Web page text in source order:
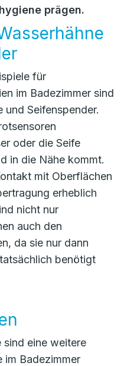
prägen.
für
im Badezimmer sind
und Seifenspender.
oder die Seife
in die Nähe kommt.
mit Oberflächen
erheblich
nicht nur
auch den
da sie nur dann
benötigt
sind eine weitere
im Badezimmer